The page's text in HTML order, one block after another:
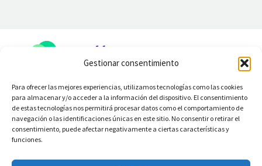
Gestionar consentimiento
Para ofrecer las mejores experiencias, utilizamos tecnologías como las cookies
para almacenar y/o acceder a la información del dispositivo. El consentimiento
de estas tecnologías nos permitirá procesar datos como el comportamiento de
navegación o las identificaciones únicas en este sitio. No consentir o retirar el
consentimiento, puede afectar negativamente a ciertas características y
funciones.